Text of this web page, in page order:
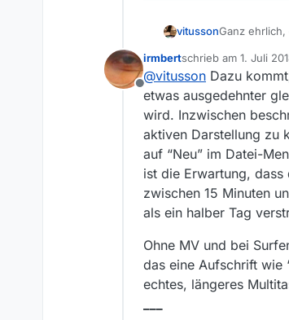
vitussonGanz
Offline
irmbertschrieb am 1. Juli
zuletzt editiert von
@vitusson Dazu
etwas ausgedehnter
wird. Inzwischen
aktiven Darstellung zu
auf “Neu” im Datei-
ist die Erwartung,
zwischen 15 Minuten
als ein halber Tag
Ohne MV und bei
das eine Aufschrift wie
echtes, längeres